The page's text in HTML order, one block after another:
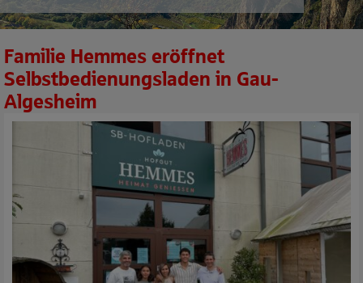
Familie Hemmes eröffnet
Selbstbedienungsladen in Gau-
Algesheim